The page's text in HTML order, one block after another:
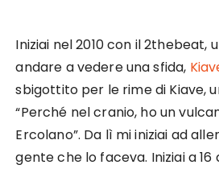
Iniziai nel 2010 con il 2thebeat,
andare a vedere una sfida,
sbigottito per le rime di Kiave,
“Perché nel cranio, ho un
Ercolano”. Da lì mi iniziai ad
gente che lo faceva. Iniziai a 16